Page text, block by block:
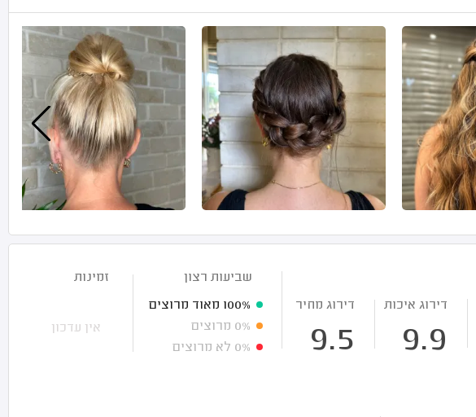
דירוג איכות
9.9
דירוג מחיר
9.5
שביעות רצון
100% מאוד מרוצים
0% מרוצים
0% לא מרוצים
זמינות
אין עדכון